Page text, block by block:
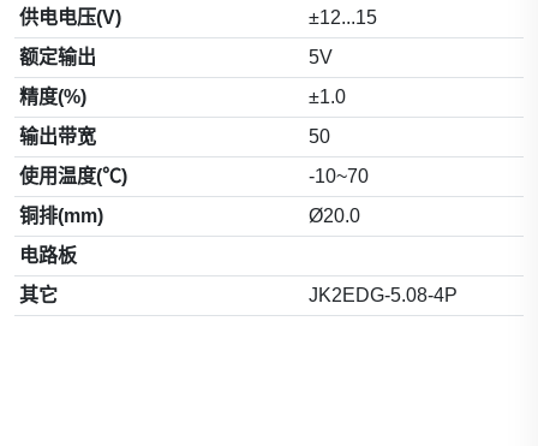
供电电压(V)
±12...15
额定输出
5V
精度(%)
±1.0
输出带宽
50
使用温度(℃)
-10~70
铜排(mm)
Ø20.0
电路板
其它
JK2EDG-5.08-4P